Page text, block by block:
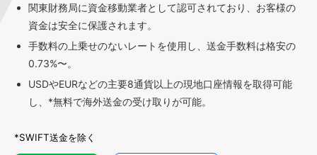
関東財務局に資金移動業者として認可されており、お客様の
資金は安全に保護されます。
手数料の上乗せのないレートを使用し、送金手数料は格安の
0.73%〜。
USDやEURなどの主要8通貨以上の現地口座情報を取得可能
し、*無料で海外送金の受け取りが可能。
*SWIFT送金を除く